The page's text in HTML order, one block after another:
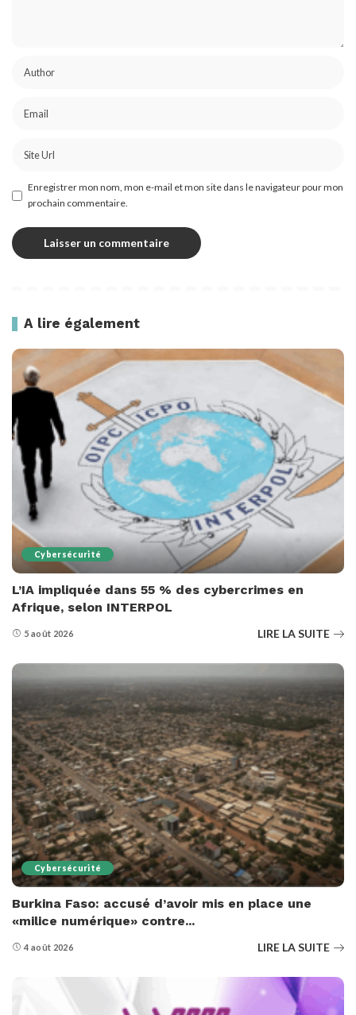
Enregistrer mon nom, mon e-mail et mon site dans le navigateur pour mon
prochain commentaire.
A lire également
Cybersécurité
L’IA impliquée dans 55 % des cybercrimes en
Afrique, selon INTERPOL
5 août 2026 LIRE LA SUITE
Cybersécurité
Burkina Faso: accusé d’avoir mis en place une
«milice numérique» contre...
4 août 2026 LIRE LA SUITE